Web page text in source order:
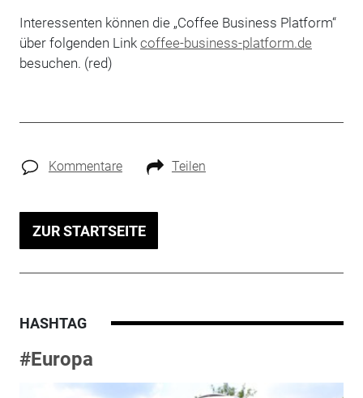
Interessenten können die „Coffee Business Platform“
über folgenden Link coffee-business-platform.de
besuchen. (red)
Kommentare Teilen
ZUR STARTSEITE
HASHTAG
#Europa